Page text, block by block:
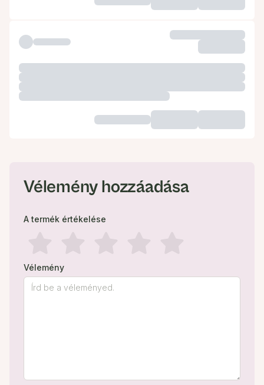
Vélemény hozzáadása
A termék értékelése
Vélemény